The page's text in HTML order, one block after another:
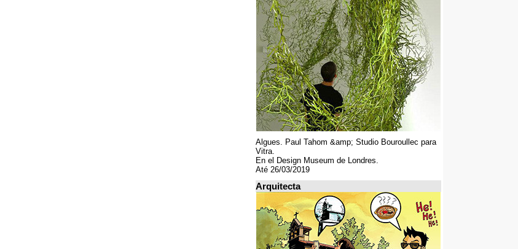
Algues. Paul Tahom &amp; Studio Bouroullec para
Vitra.
En el Design Museum de Londres.
Até 26/03/2019
Arquitecta